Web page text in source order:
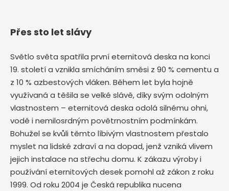
Přes sto let slávy
Světlo světa spatřila první eternitová deska na konci
19. století a vznikla smícháním směsi z 90 % cementu a
z 10 % azbestových vláken. Během let byla hojně
využívaná a těšila se velké slávě, díky svým odolným
vlastnostem – eternitová deska odolá silnému ohni,
vodě i nemilosrdným povětrnostním podmínkám.
Bohužel se kvůli těmto líbivým vlastnostem přestalo
myslet na lidské zdraví a na dopad, jenž vzniká vlivem
jejich instalace na střechu domu. K zákazu výroby i
používání eternitových desek pomohl až zákon z roku
1999. Od roku 2004 je Česká republika nucena